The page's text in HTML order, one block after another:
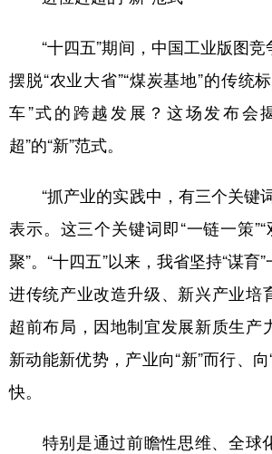
“十四五”期间，中国工业版图竞
摆脱“农业大省”“煤炭基地”的传统
车”式的跨越发展？这场发布会
超”的“新”范式。
“抓产业的实践中，有三个关键
表示。这三个关键词即“一链一策”“
聚”。“十四五”以来，我省坚持“谋育
进传统产业改造升级、新兴产业培
超前布局，因地制宜发展新质生产
新动能新优势，产业向“新”而行、
快。
特别是通过前瞻性思维、全球